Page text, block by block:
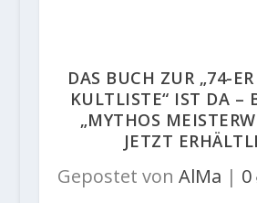
DAS BUCH ZUR „74-
KULTLISTE“ IST DA –
„MYTHOS
JETZT
Gepostet von AlMa | 0